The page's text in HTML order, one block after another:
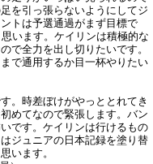
を引っ張らないようにしてジ
トは予選通過がまず目標で
います。ケイリンは積極的な
で全力を出し切りたいです。
で通用するか目一杯やりたい
。時差ぼけがやっととれてき
めてなので緊張します。バン
です。ケイリンは行けるもの
ジュニアの日本記録を塗り替
います。